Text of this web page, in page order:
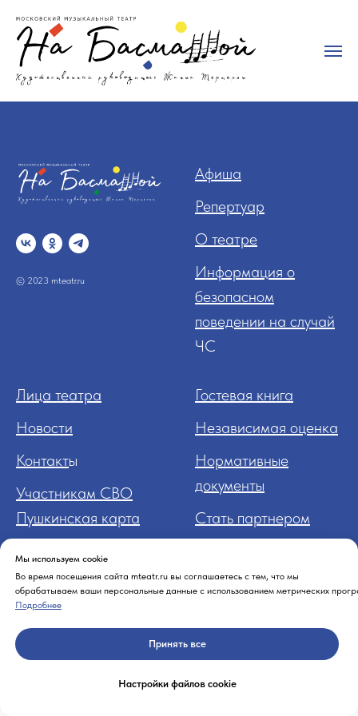
Мы используем cookie
Во время посещения сайта mteatr.ru вы соглашаетесь с тем, что мы
обрабатываем ваши персональные данные с использованием метрических
Подробнее
Принять все
Настройки файлов cookie
© 2023 mteatr.ru
Афиша
Репертуар
О театре
Информация о
безопасном
поведении на случай
ЧС
Лица театра
Новости
Контакты
Участникам СВО
Пушкинская карта
Гостевая книга
Независимая оценка
Нормативные
документы
Стать партнером